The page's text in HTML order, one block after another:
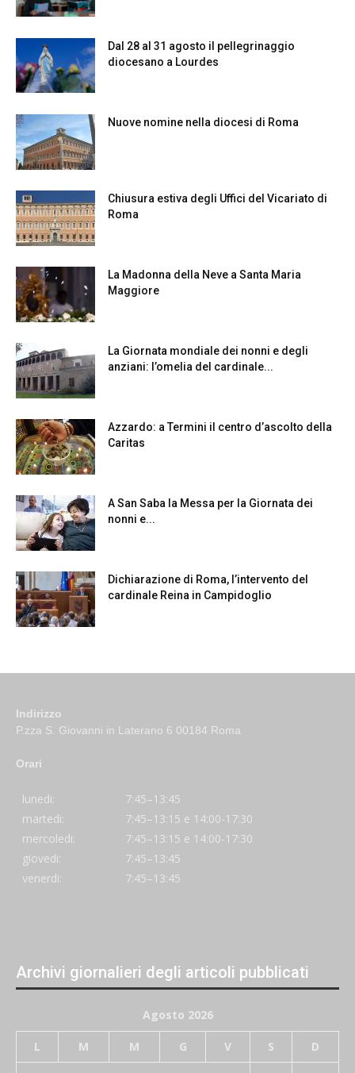
Dal 28 al 31 agosto il pellegrinaggio
diocesano a Lourdes
Nuove nomine nella diocesi di Roma
Chiusura estiva degli Uffici del Vicariato di
Roma
La Madonna della Neve a Santa Maria
Maggiore
La Giornata mondiale dei nonni e degli
anziani: l’omelia del cardinale...
Azzardo: a Termini il centro d’ascolto della
Caritas
A San Saba la Messa per la Giornata dei
nonni e...
Dichiarazione di Roma, l’intervento del
cardinale Reina in Campidoglio
Indirizzo
P.zza S. Giovanni in Laterano 6 00184 Roma
Orari
lunedi:
7:45–13:45
martedi:
7:45–13:15 e 14:00-17:30
mercoledi:
7:45–13:15 e 14:00-17:30
giovedi:
7:45–13:45
venerdi:
7:45–13:45
Archivi giornalieri degli articoli pubblicati
Agosto 2026
L M M G V S D